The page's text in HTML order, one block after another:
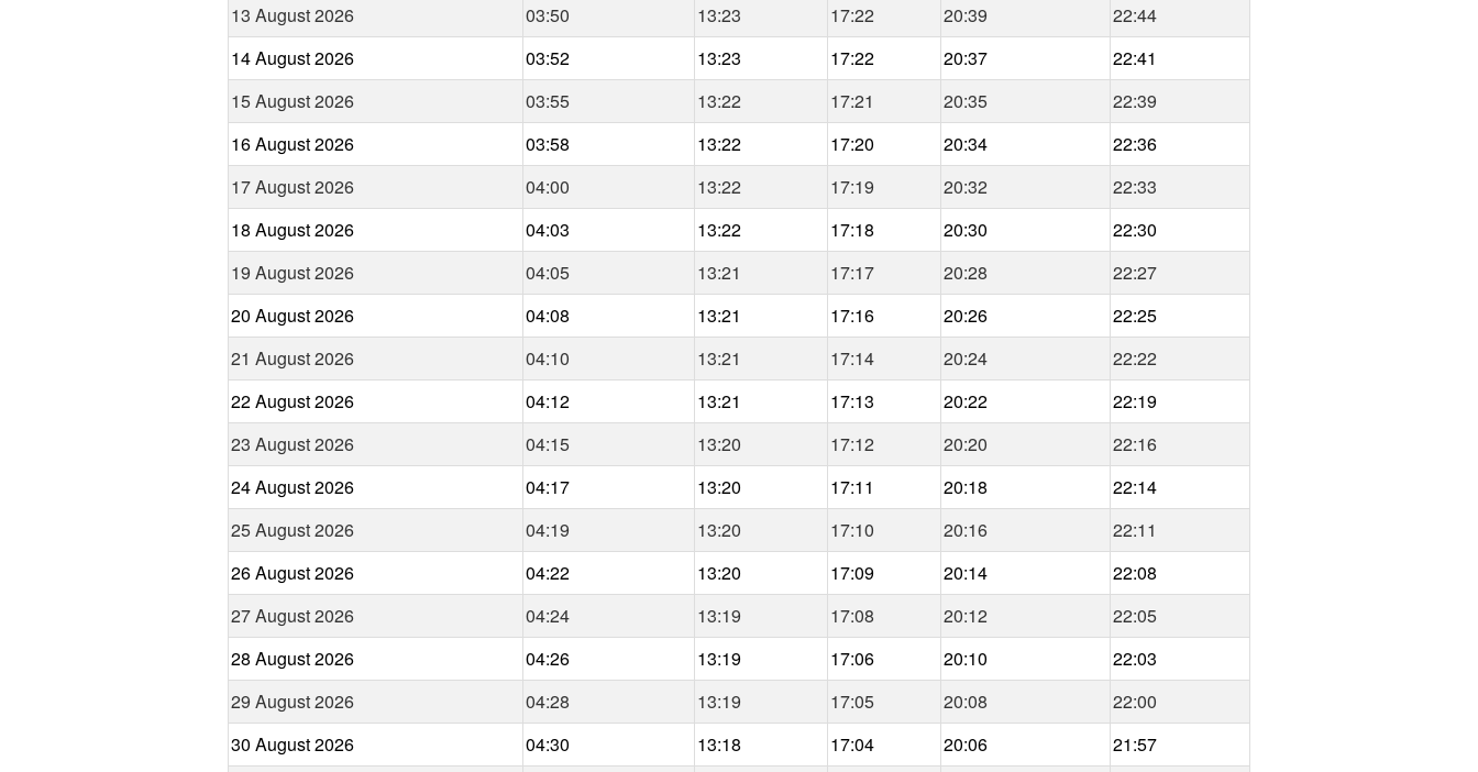
13 August 2026
03:50 13:23 17:22 20:39
22:44
14 August 2026
03:52 13:23 17:22 20:37
22:41
15 August 2026
03:55 13:22 17:21 20:35
22:39
16 August 2026
03:58 13:22 17:20 20:34
22:36
17 August 2026
04:00 13:22 17:19 20:32
22:33
18 August 2026
04:03 13:22 17:18 20:30
22:30
19 August 2026
04:05 13:21 17:17 20:28
22:27
20 August 2026
04:08 13:21 17:16 20:26
22:25
21 August 2026
04:10 13:21 17:14 20:24
22:22
22 August 2026
04:12 13:21 17:13 20:22
22:19
23 August 2026
04:15 13:20 17:12 20:20
22:16
24 August 2026
04:17 13:20 17:11 20:18
22:14
25 August 2026
04:19 13:20 17:10 20:16
22:11
26 August 2026
04:22 13:20 17:09 20:14
22:08
27 August 2026
04:24 13:19 17:08 20:12
22:05
28 August 2026
04:26 13:19 17:06 20:10
22:03
29 August 2026
04:28 13:19 17:05 20:08
22:00
30 August 2026
04:30 13:18 17:04 20:06
21:57